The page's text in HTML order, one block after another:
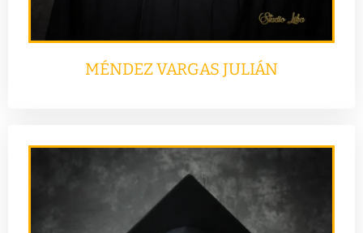
MÉNDEZ VARGAS JULIÁN